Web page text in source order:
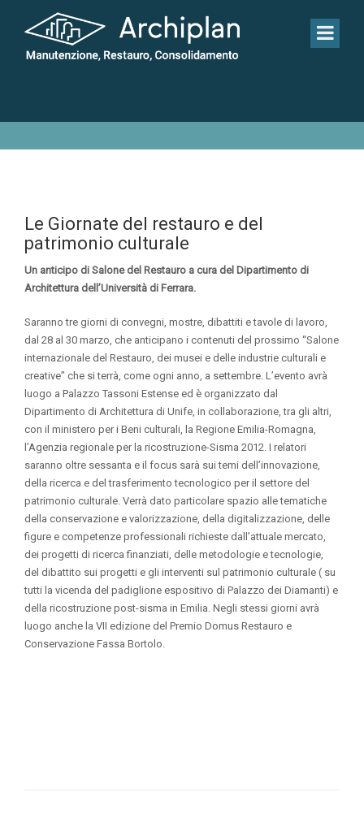
Le Giornate del restauro e del
patrimonio culturale
Un anticipo di Salone del Restauro a cura del Dipartimento di
Architettura dell’Università di Ferrara.
Saranno tre giorni di convegni, mostre, dibattiti e tavole di lavoro,
dal 28 al 30 marzo, che anticipano i contenuti del prossimo “Salone
internazionale del Restauro, dei musei e delle industrie culturali e
creative” che si terrà, come ogni anno, a settembre. L’evento avrà
luogo a Palazzo Tassoni Estense ed è organizzato dal
Dipartimento di Architettura di Unife, in collaborazione, tra gli altri,
con il ministero per i Beni culturali, la Regione Emilia-Romagna,
l’Agenzia regionale per la ricostruzione-Sisma 2012. I relatori
saranno oltre sessanta e il focus sarà sui temi dell’innovazione,
della ricerca e del trasferimento tecnologico per il settore del
patrimonio culturale. Verrà dato particolare spazio alle tematiche
della conservazione e valorizzazione, della digitalizzazione, delle
figure e competenze professionali richieste dall’attuale mercato,
dei progetti di ricerca finanziati, delle metodologie e tecnologie,
del dibattito sui progetti e gli interventi sul patrimonio culturale ( su
tutti la vicenda del padiglione espositivo di Palazzo dei Diamanti) e
della ricostruzione post-sisma in Emilia. Negli stessi giorni avrà
luogo anche la VII edizione del Premio Domus Restauro e
Conservazione Fassa Bortolo.